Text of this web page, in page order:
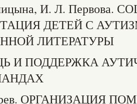
И. Л. Первова.
ДЕТЕЙ С
ЛИТЕРАТУРЫ
И ПОДДЕРЖКА
ОРГАНИЗАЦИЯ